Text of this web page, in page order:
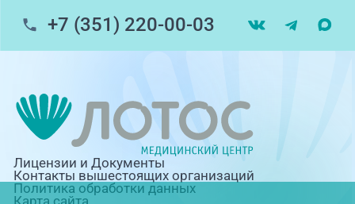
+7 (351) 220-00-03
Лицензии и Документы
Контакты вышестоящих организаций
Политика обработки данных
Карта сайта